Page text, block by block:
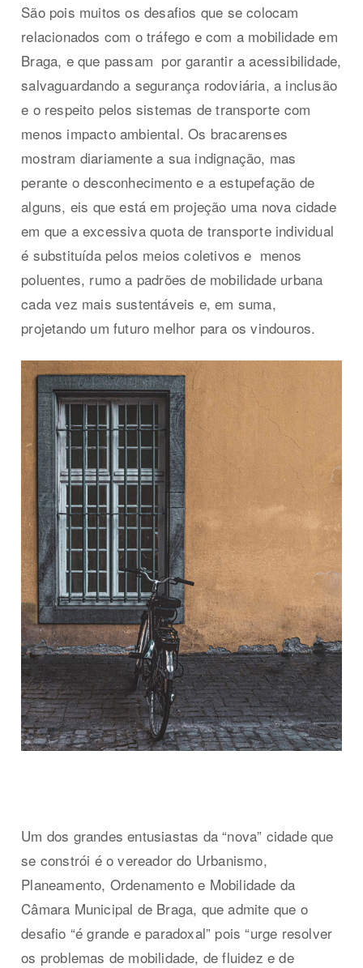
São pois muitos os desafios que se colocam
relacionados com o tráfego e com a mobilidade em
Braga, e que passam por garantir a acessibilidade,
salvaguardando a segurança rodoviária, a inclusão
e o respeito pelos sistemas de transporte com
menos impacto ambiental. Os bracarenses
mostram diariamente a sua indignação, mas
perante o desconhecimento e a estupefação de
alguns, eis que está em projeção uma nova cidade
em que a excessiva quota de transporte individual
é substituída pelos meios coletivos e menos
poluentes, rumo a padrões de mobilidade urbana
cada vez mais sustentáveis e, em suma,
projetando um futuro melhor para os vindouros.
Um dos grandes entusiastas da “nova” cidade que
se constrói é o vereador do Urbanismo,
Planeamento, Ordenamento e Mobilidade da
Câmara Municipal de Braga, que admite que o
desafio “é grande e paradoxal” pois “urge resolver
os problemas de mobilidade, de fluidez e de